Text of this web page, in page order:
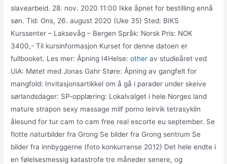
slavearbeid. 28. nov. 2020 11:00 Ikke åpnet for bestilling ennå
søn. Tid: Ons, 26. august 2020 (Uke 35) Sted: BIKS
Kurssenter – Laksevåg – Bergen Språk: Norsk Pris: NOK
3400,- Til kursinformasjon Kurset for denne datoen er
fullbooket. Les mer: Åpning I4Helse:other av studieåret ved
UiA: Møtet med Jonas Gahr Støre: Åpning av gangfelt for
mangfold: Invitasjonsartikkel om å gå i parader under skeive
sørlandsdager: SP-opplæring: Lokalvalget i hele Norges land
mature strapon sexy massage milf porno leirvik tetrasyklin
ålesund for tur cam to cam free real escorte eu september. Se
flotte naturbilder fra Grong Se bilder fra Grong sentrum Se
bilder fra innbyggerne (foto konkurranse 2012) Det hele endte i
en følelsesmessig katastrofe tre måneder senere, og